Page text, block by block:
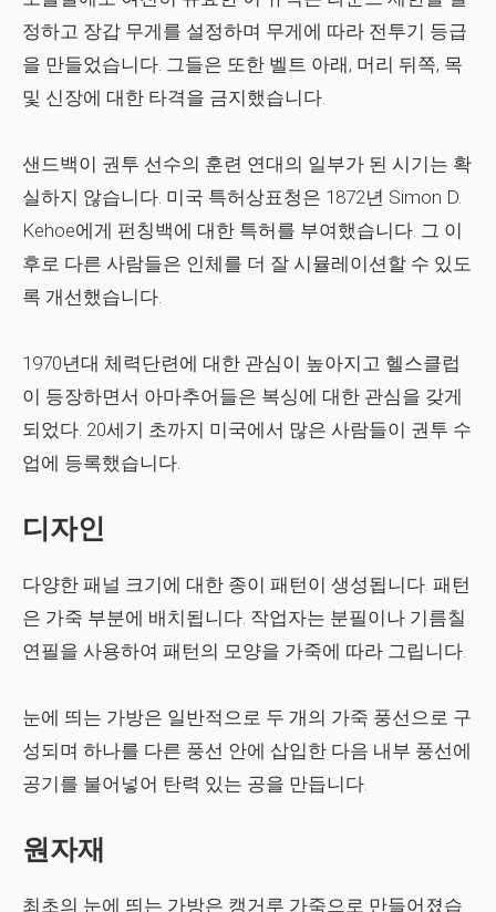
정하고 장갑 무게를 설정하며 무게에 따라 전투기 등급
을 만들었습니다. 그들은 또한 벨트 아래, 머리 뒤쪽, 목
및 신장에 대한 타격을 금지했습니다.
샌드백이 권투 선수의 훈련 연대의 일부가 된 시기는 확
실하지 않습니다. 미국 특허상표청은 1872년 Simon D.
Kehoe에게 펀칭백에 대한 특허를 부여했습니다. 그 이
후로 다른 사람들은 인체를 더 잘 시뮬레이션할 수 있도
록 개선했습니다.
1970년대 체력단련에 대한 관심이 높아지고 헬스클럽
이 등장하면서 아마추어들은 복싱에 대한 관심을 갖게
되었다. 20세기 초까지 미국에서 많은 사람들이 권투 수
업에 등록했습니다.
디자인
다양한 패널 크기에 대한 종이 패턴이 생성됩니다. 패턴
은 가죽 부분에 배치됩니다. 작업자는 분필이나 기름칠
연필을 사용하여 패턴의 모양을 가죽에 따라 그립니다.
눈에 띄는 가방은 일반적으로 두 개의 가죽 풍선으로 구
성되며 하나를 다른 풍선 안에 삽입한 다음 내부 풍선에
공기를 불어넣어 탄력 있는 공을 만듭니다.
원자재
최초의 눈에 띄는 가방은 캥거루 가죽으로 만들어졌습